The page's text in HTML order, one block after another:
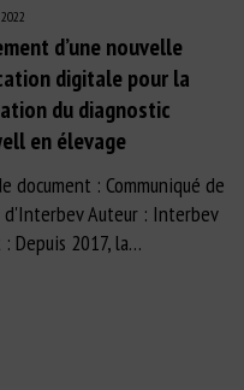
d’une nouvelle
digitale pour la
du diagnostic
en élevage
document : Communiqué de
d'Interbev Auteur : Interbev
Depuis 2017, la…